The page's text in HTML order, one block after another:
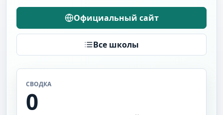
Официальный сайт
Все школы
СВОДКА
0